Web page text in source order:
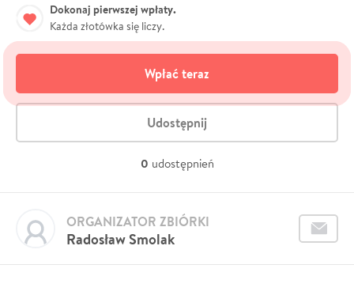
Dokonaj pierwszej wpłaty.
Każda złotówka się liczy.
Wpłać teraz
Udostępnij
0 udostępnień
Radosław Smolak
ORGANIZATOR ZBIÓRKI